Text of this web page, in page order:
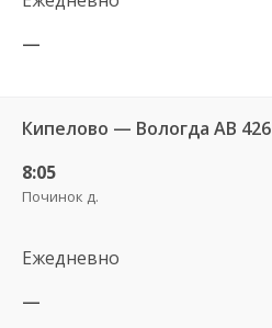
—
Кипелово — Вологда АВ 426
8:05
Починок д.
Ежедневно
—